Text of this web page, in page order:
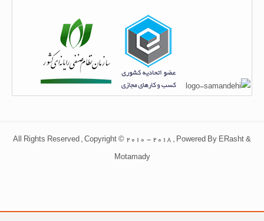
All Rights Reserved , Copyright © 2010 - 2018 , Powered By ERasht &
Motamady